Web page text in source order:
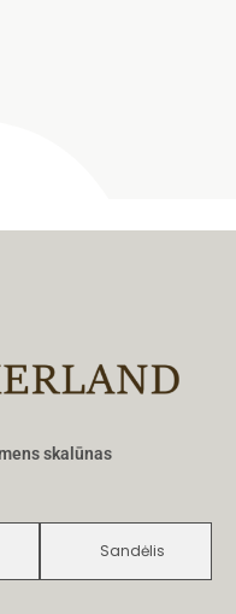
skalūnas
Sandėlis